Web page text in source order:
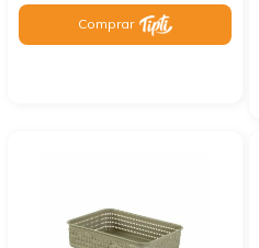
Comprar